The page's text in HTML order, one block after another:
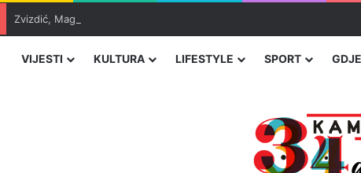
Zvizdić, Magazinović i Kojović traže poseban status za Memorijalni
VIJESTI KULTURA LIFESTYLE SPORT